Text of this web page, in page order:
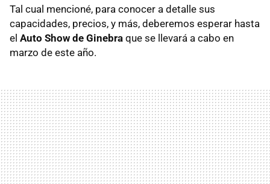
Tal cual mencioné, para conocer a detalle sus
capacidades, precios, y más, deberemos esperar hasta
el Auto Show de Ginebra que se llevará a cabo en
marzo de este año.